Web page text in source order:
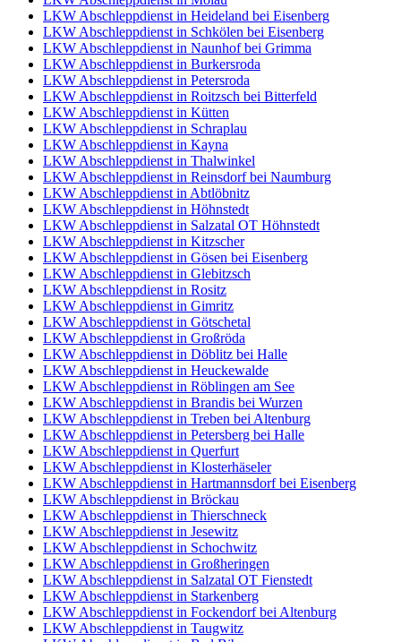
LKW Abschleppdienst in Heideland bei Eisenberg
LKW Abschleppdienst in Schkölen bei Eisenberg
LKW Abschleppdienst in Naunhof bei Grimma
LKW Abschleppdienst in Burkersroda
LKW Abschleppdienst in Petersroda
LKW Abschleppdienst in Roitzsch bei Bitterfeld
LKW Abschleppdienst in Kütten
LKW Abschleppdienst in Schraplau
LKW Abschleppdienst in Kayna
LKW Abschleppdienst in Thalwinkel
LKW Abschleppdienst in Reinsdorf bei Naumburg
LKW Abschleppdienst in Abtlöbnitz
LKW Abschleppdienst in Höhnstedt
LKW Abschleppdienst in Salzatal OT Höhnstedt
LKW Abschleppdienst in Kitzscher
LKW Abschleppdienst in Gösen bei Eisenberg
LKW Abschleppdienst in Glebitzsch
LKW Abschleppdienst in Rositz
LKW Abschleppdienst in Gimritz
LKW Abschleppdienst in Götschetal
LKW Abschleppdienst in Großröda
LKW Abschleppdienst in Döblitz bei Halle
LKW Abschleppdienst in Heuckewalde
LKW Abschleppdienst in Röblingen am See
LKW Abschleppdienst in Brandis bei Wurzen
LKW Abschleppdienst in Treben bei Altenburg
LKW Abschleppdienst in Petersberg bei Halle
LKW Abschleppdienst in Querfurt
LKW Abschleppdienst in Klosterhäseler
LKW Abschleppdienst in Hartmannsdorf bei Eisenberg
LKW Abschleppdienst in Bröckau
LKW Abschleppdienst in Thierschneck
LKW Abschleppdienst in Jesewitz
LKW Abschleppdienst in Schochwitz
LKW Abschleppdienst in Großheringen
LKW Abschleppdienst in Salzatal OT Fienstedt
LKW Abschleppdienst in Starkenberg
LKW Abschleppdienst in Fockendorf bei Altenburg
LKW Abschleppdienst in Taugwitz